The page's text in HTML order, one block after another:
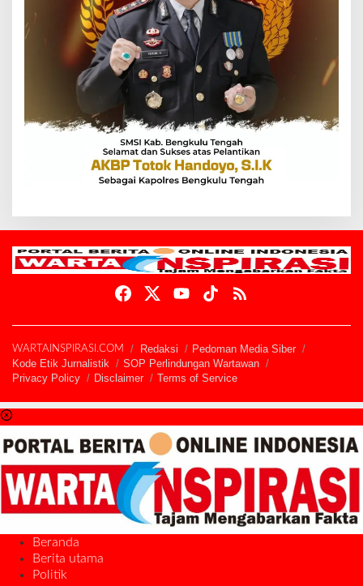
WARTAINSPIRASI.COM Redaksi
Pedoman Media Siber
Kode Etik Jurnalistik
SOP Perlindungan Wartawan
Privacy Policy
Disclaimer Terms of Service
Beranda
Berita utama
Politik